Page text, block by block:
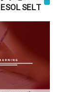
ESOL SELT